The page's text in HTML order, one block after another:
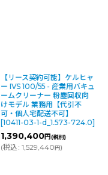
【リース契約可能】ケルヒャ
ー IVS 100/55 - 産業用バキュ
ームクリーナー 粉塵回収向
けモデル 業務用【代引不
可・個人宅配送不可】
[10411-03-1-d_1.573-724.0]
1,390,400円(税別)
(税込 : 1,529,440円)